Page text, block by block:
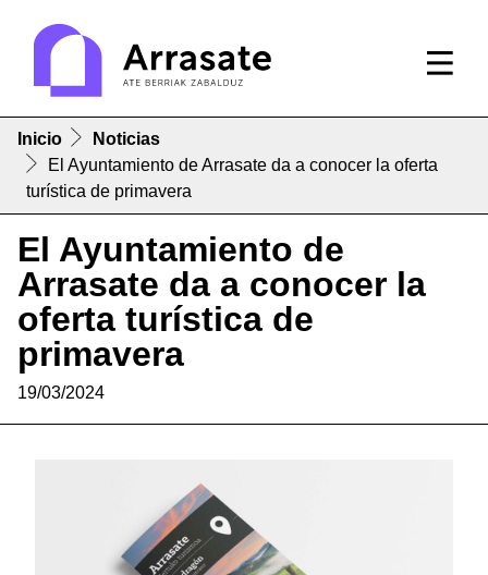
Inicio
Noticias
El Ayuntamiento de Arrasate da a conocer la oferta
turística de primavera
El Ayuntamiento de
Arrasate da a conocer la
oferta turística de
primavera
19/03/2024